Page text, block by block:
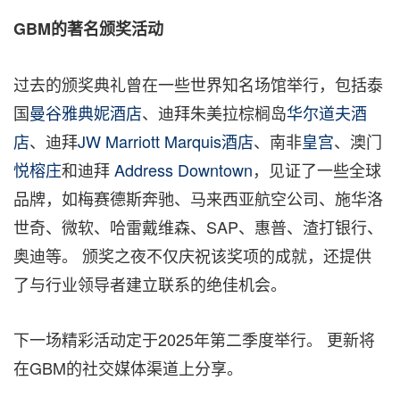
GBM的著名颁奖活动
过去的颁奖典礼曾在一些世界知名场馆举行，包括泰
国曼谷雅典妮酒店、迪拜朱美拉棕榈岛华尔道夫酒
店、迪拜JW Marriott Marquis酒店、南非皇宫、澳门
悦榕庄和迪拜Address Downtown，见证了一些全球
品牌，如梅赛德斯奔驰、马来西亚航空公司、施华洛
世奇、微软、哈雷戴维森、SAP、惠普、渣打银行、
奥迪等。 颁奖之夜不仅庆祝该奖项的成就，还提供
了与行业领导者建立联系的绝佳机会。
下一场精彩活动定于2025年第二季度举行。 更新将
在GBM的社交媒体渠道上分享。